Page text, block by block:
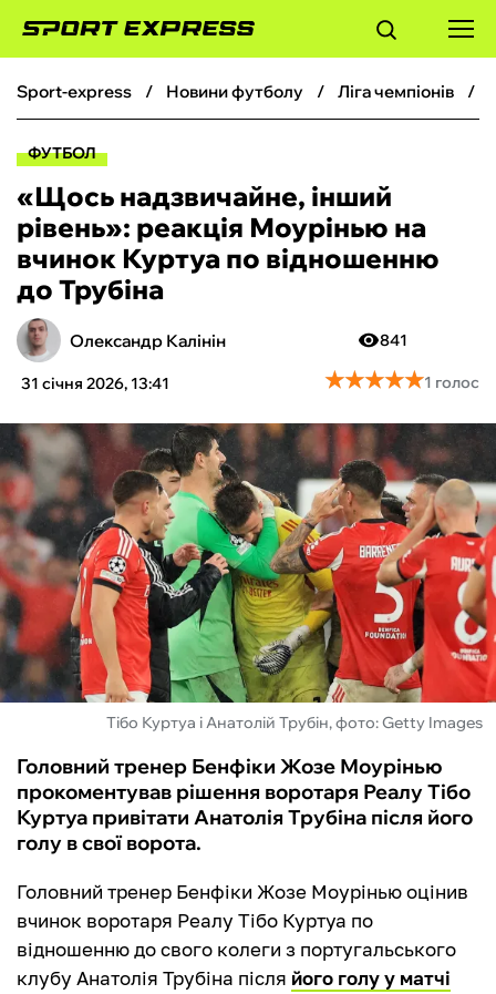
ФУТБОЛ
БОКС
ХОКЕЙ
ТЕНІС
КІБЕРСПОРТ
ЧС-2026
ФУТЗАЛ
ІНШІ
БУКМЕКЕРИ
sport-express новини футболу ліга чемпіонів
ФУТБОЛ
«Щось надзвичайне, інший
рівень»: реакція Моурінью на
вчинок Куртуа по відношенню
до Трубіна
Олександр Калінін
31 січня 2026, 13:41
841
★★★★★
★★★★★1 голос
Тібо Куртуа і Анатолій Трубін, фото: Getty Images
Головний тренер Бенфіки Жозе Моурінью
прокоментував рішення воротаря Реалу Тібо
Куртуа привітати Анатолія Трубіна після його
голу в свої ворота.
Головний тренер Бенфіки Жозе Моурінью оцінив
вчинок воротаря Реалу Тібо Куртуа по
відношенню до свого колеги з португальського
клубу Анатолія Трубіна після його голу у матчі